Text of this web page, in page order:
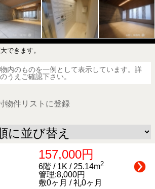
できます。
内のものを一例として表示しています。詳
うえご確認下さい。
物件リストに登録
157,000円
6階 / 1K / 25.14m2
管理:8,000円
敷0ヶ月 / 礼0ヶ月